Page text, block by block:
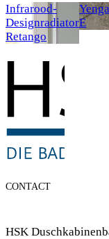
Infrarood-
Designradiator
Retango
E
CONTACT
HSK